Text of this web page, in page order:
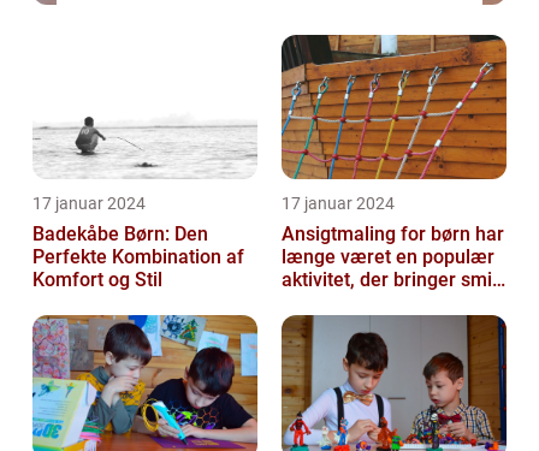
17 januar 2024
Badekåbe Børn: Den
Perfekte Kombination af
Komfort og Stil
17 januar 2024
Ansigtmaling for børn har
længe været en populær
aktivitet, der bringer smil